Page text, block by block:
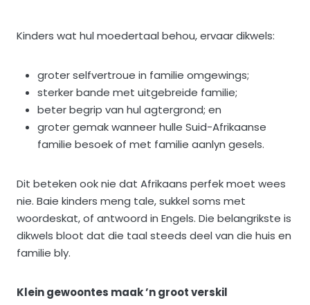
Kinders wat hul moedertaal behou, ervaar dikwels:
groter selfvertroue in familie omgewings;
sterker bande met uitgebreide familie;
beter begrip van hul agtergrond; en
groter gemak wanneer hulle Suid-Afrikaanse
familie besoek of met familie aanlyn gesels.
Dit beteken ook nie dat Afrikaans perfek moet wees
nie. Baie kinders meng tale, sukkel soms met
woordeskat, of antwoord in Engels. Die belangrikste is
dikwels bloot dat die taal steeds deel van die huis en
familie bly.
Klein gewoontes maak ’n groot verskil